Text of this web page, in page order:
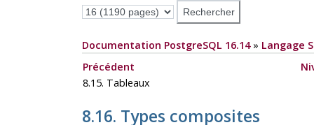
Documentation PostgreSQL 16.14» Langage
Précédent
8.15. Tableaux
8.16. Types composites